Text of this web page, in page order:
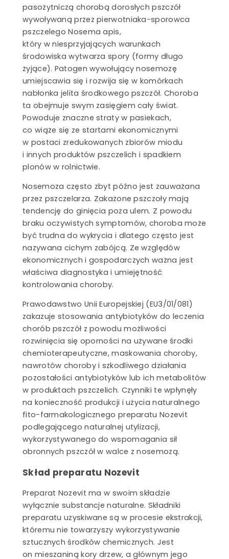
– hurtownia
pszczelich
Pasieka
Kasztelewicz
SZCZEGÓŁY
Miody
SZCZEGÓŁY
Miód na
Marki własne
pasożytniczą chorobą dorosłych pszczół
wywoływaną przez pierwotniaka-sporowca
pszczelego Nosema apis,
który w niesprzyjających warunkach
środowiska wytwarza spory (formy długo
żyjące). Patogen wywołujący nosemozę
umiejscawia się i rozwija się w komórkach
nabłonka jelita środkowego pszczół. Choroba
ta obejmuje swym zasięgiem cały świat.
Powoduje znaczne straty w pasiekach,
co wiąże się ze startami ekonomicznymi
w postaci zredukowanych zbiorów miodu
i innych produktów pszczelich i spadkiem
plonów w rolnictwie.
Nosemoza często zbyt późno jest zauważana
przez pszczelarza. Zakażone pszczoły mają
tendencję do ginięcia poza ulem. Z powodu
braku oczywistych symptomów, choroba może
być trudna do wykrycia i dlatego często jest
nazywana cichym zabójcą. Ze względów
ekonomicznych i gospodarczych ważna jest
właściwa diagnostyka i umiejętność
kontrolowania choroby.
Prawodawstwo Unii Europejskiej (EU3/01/081)
zakazuje stosowania antybiotyków do leczenia
chorób pszczół z powodu możliwości
rozwinięcia się oporności na używane środki
chemioterapeutyczne, maskowania choroby,
nawrotów choroby i szkodliwego działania
pozostałości antybiotyków lub ich metabolitów
w produktach pszczelich. Czynniki te wpłynęły
na konieczność produkcji i użycia naturalnego
fito-farmakologicznego preparatu Nozevit
podlegającego naturalnej utylizacji,
wykorzystywanego do wspomagania sił
obronnych pszczół w walce z nosemozą.
Skład preparatu Nozevit
Preparat Nozevit ma w swoim składzie
wyłącznie substancje naturalne. Składniki
preparatu uzyskiwane są w procesie ekstrakcji,
któremu nie towarzyszy wykorzystywanie
sztucznych środków chemicznych. Jest
on mieszaniną kory drzew, a głównym jego